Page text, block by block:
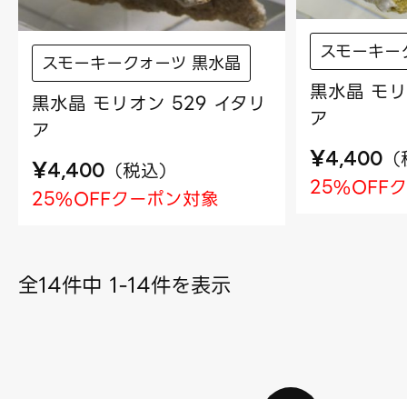
スモーキークォーツ 黒水晶
黒水晶 モリオン 529 イタリ
ア
¥4,400 （税込）
25%OFFクーポン対象
スモーキ
黒水晶 モ
ア
¥4,400 （
25%OFF
全14件中 1-14件を表示